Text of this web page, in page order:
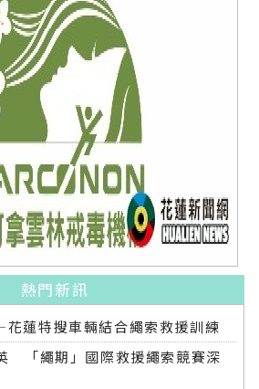
熱門新訊
蓮特搜車輛結合繩索救援訓練
「繩期」國際救援繩索競賽深